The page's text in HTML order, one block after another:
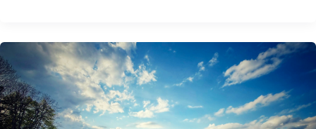
Golfplatz am Semmering joined THE LOGE